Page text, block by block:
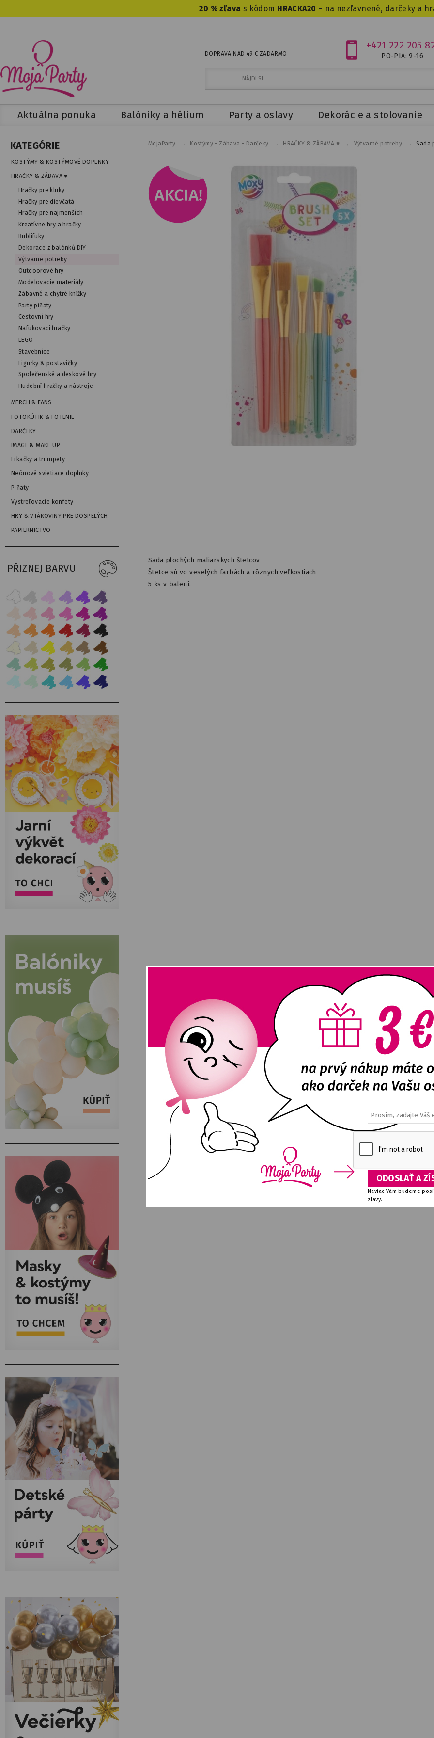
Naviac Vám budeme
zľavy.
20 % zľava s kódom HRACKA20 – na nezľavnené, darčeky a
DOPRAVA NAD 49 € ZADARMO
+421 222 205
PO-PIA: 9-16
Aktuálna ponuka Balóniky a hélium Party a oslavy Dekorácie a stolovanie
KATEGÓRIE
KOSTÝMY & KOSTÝMOVÉ DOPLNKY
HRAČKY & ZÁBAVA ♥
Hračky pre kluky
Hračky pre dievčatá
Hračky pre najmenších
Kreatívne hry a hračky
Bublifuky
Dekorace z balónků DIY
Výtvarné potreby
Outdoorové hry
Modelovacie materiály
Zábavné a chytré knížky
Party piňaty
Cestovní hry
Nafukovací hračky
LEGO
Stavebníce
Figurky & postavičky
Společenské a deskové hry
Hudební hračky a nástroje
MERCH & FANS
FOTOKÚTIK & FOTENIE
DARČEKY
IMAGE & MAKE UP
Frkačky a trumpety
Neónové svietiace doplnky
Piňaty
Vystreľovacie konfety
HRY & VTÁKOVINY PRE DOSPELÝCH
PAPIERNICTVO
PŘIZNEJ BARVU
MojaParty → Kostýmy - Zábava - Darčeky → HRAČKY & ZÁBAVA ♥ → Výtvarné potreby → Sada
Sada plochých maliarskych štetcov
Štetce sú vo veselých farbách a rôznych veľkostiach
5 ks v balení.